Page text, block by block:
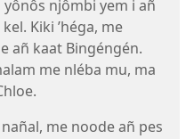
yônôs njômbi yem i añ
Kiki ’héga, me
añ kaat Bingéngén.
me nléba mu, ma
me noode añ pes